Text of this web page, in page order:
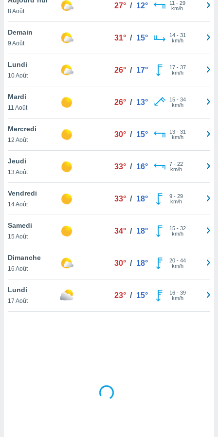
et
»,
au
vous
qu'ils
ou
le
ainsi
un
la
du
en
de
8 Août
27° / 12° 11 - 29
km/h
Demain
9 Août
31° / 15° 14- 31
km/h
Lundi
10 Août
26° / 17° 17- 37
km/h
Mardi
11 Août
26° / 13° 15- 34
km/h
Mercredi
12 Août
30° / 15° 13- 31
km/h
Jeudi
13 Août
33° / 16° 7- 22
km/h
Vendredi
14 Août
33° / 18° 9- 29
km/h
Samedi
15 Août
34° / 18° 15- 32
km/h
Dimanche
16 Août
30° / 18° 20- 44
km/h
Lundi
17 Août
23° / 15° 16- 39
km/h